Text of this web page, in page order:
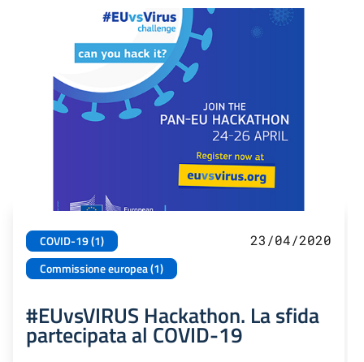
COVID-19 (1)
Commissione europea (1)
23/04/2020
#EUvsVIRUS Hackathon. La sfida
partecipata al COVID-19